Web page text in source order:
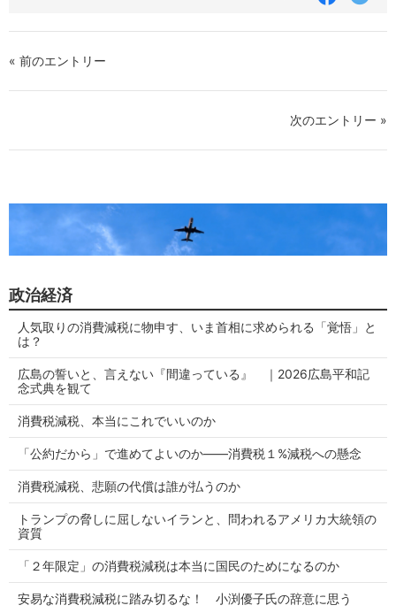
« 前のエントリー
次のエントリー »
政治経済
人気取りの消費減税に物申す、いま首相に求められる「覚悟」と
は？
広島の誓いと、言えない『間違っている』 ｜2026広島平和記
念式典を観て
消費税減税、本当にこれでいいのか
「公約だから」で進めてよいのか——消費税１%減税への懸念
消費税減税、悲願の代償は誰が払うのか
トランプの脅しに屈しないイランと、問われるアメリカ大統領の
資質
「２年限定」の消費税減税は本当に国民のためになるのか
安易な消費税減税に踏み切るな！ 小渕優子氏の辞意に思う